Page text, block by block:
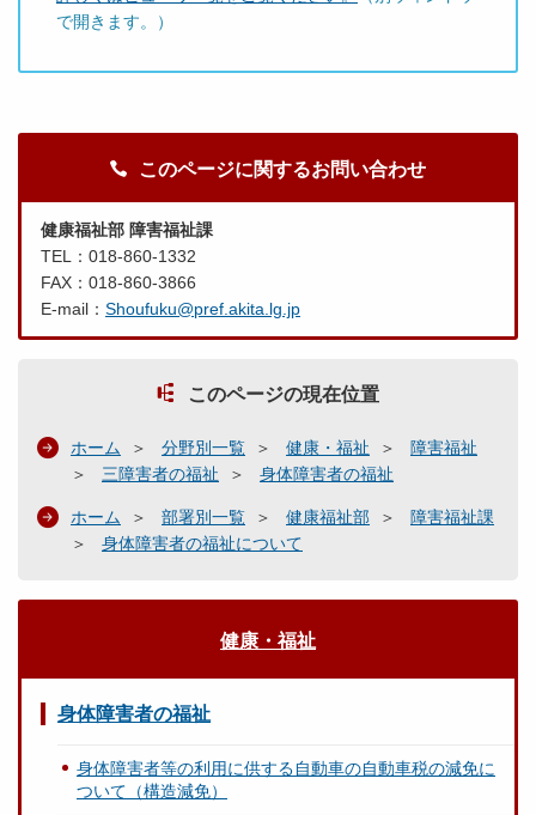
で開きます。）
このページに関するお問い合わせ
健康福祉部 障害福祉課
TEL：018-860-1332
FAX：018-860-3866
E-mail： Shoufuku@pref.akita.lg.jp
このページの現在位置
ホーム 分野別一覧 健康・福祉
障害福祉
三障害者の福祉
身体障害者の福祉
ホーム 部署別一覧 健康福祉部
障害福祉課
身体障害者の福祉について
健康・福祉
身体障害者の福祉
身体障害者等の利用に供する自動車の自動車税の減免に
ついて（構造減免）